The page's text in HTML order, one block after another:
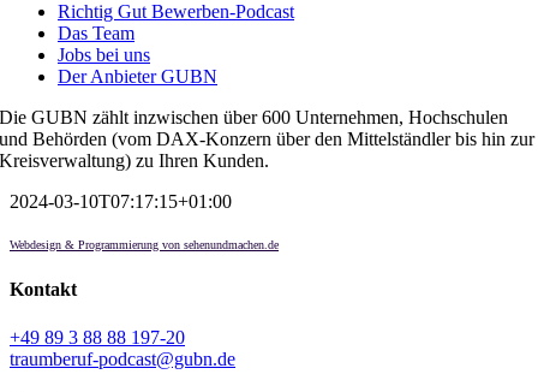
Richtig Gut Bewerben-Podcast
Das Team
Jobs bei uns
Der Anbieter GUBN
Die GUBN zählt inzwischen über 600 Unternehmen, Hochschulen
und Behörden (vom DAX-Konzern über den Mittelständler bis hin zur
Kreisverwaltung) zu Ihren Kunden.
2024-03-10T07:17:15+01:00
Webdesign & Programmierung von sehenundmachen.de
Kontakt
+49 89 3 88 88 197-20
traumberuf-podcast@gubn.de